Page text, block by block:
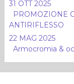
31 OTT 2025
PROMOZIONE
ANTIRIFLESSO
22 MAG 2025
Armocromia &